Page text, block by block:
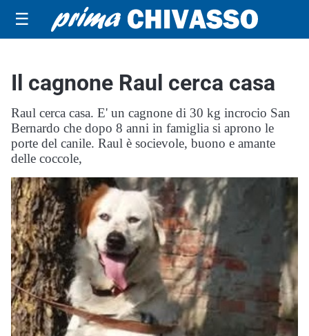
☰
Il cagnone Raul cerca casa
Raul cerca casa. E' un cagnone di 30 kg incrocio San
Bernardo che dopo 8 anni in famiglia si aprono le
porte del canile. Raul è socievole, buono e amante
delle coccole,